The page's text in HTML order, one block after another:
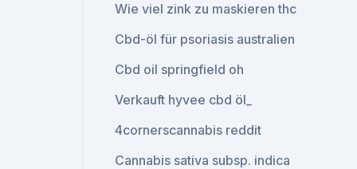
Wie viel zink zu maskieren thc
Cbd-öl für psoriasis australien
Cbd oil springfield oh
Verkauft hyvee cbd öl_
4cornerscannabis reddit
Cannabis sativa subsp. indica